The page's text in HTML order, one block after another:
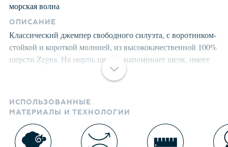
морская волна
ОПИСАНИЕ
Классический джемпер свободного силуэта, с воротником-
стойкой и короткой молнией, из высококачественной 100%
шерсти Zegna. На ощупь шерсть напоминает шелк, имеет
высокую воздухопроницаемость, эластичность,
несминаемость, гигроскопичность. При интенсивном
меняют их естественную эластичность, а главное
характеристики. Джемпер тонкий, но очень теплый и
оптимален, для использования в помещении или под
ИСПОЛЬЗОВАННЫЕ
МАТЕРИАЛЫ И ТЕХНОЛОГИИ